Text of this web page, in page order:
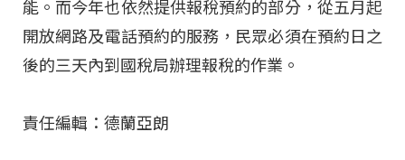
能。而今年也依然提供報稅預約的部分，從五月起
開放網路及電話預約的服務，民眾必須在預約日之
後的三天內到國稅局辦理報稅的作業。
責任編輯：德蘭亞朗